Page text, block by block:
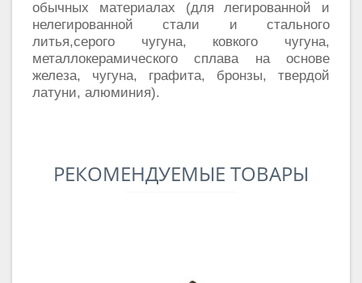
обычных материалах (для легированной и
нелегированной стали и стального
литья,серого чугуна, ковкого чугуна,
металлокерамического сплава на основе
железа, чугуна, графита, бронзы, твердой
латуни, алюминия).
РЕКОМЕНДУЕМЫЕ ТОВАРЫ